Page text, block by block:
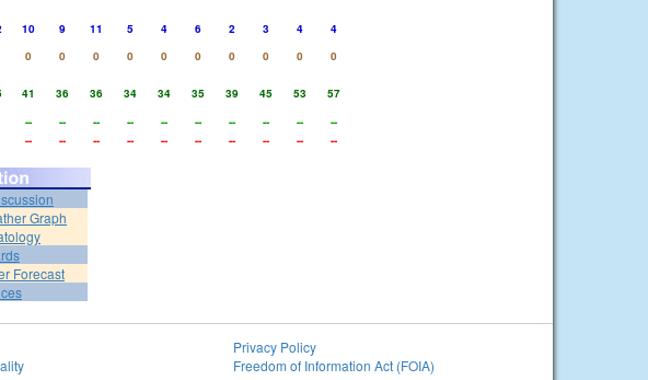
10 9 11 5 4 6 2 3 4
4
0 0 0 0 0 0 0 0 0
0
41 36 36 34 34 35 39 45 53
57
-- -- -- -- -- -- -- -- --
--
-- -- -- -- -- -- -- -- -- --
Graph
Forecast
Privacy Policy
Freedom of Information Act (FOIA)